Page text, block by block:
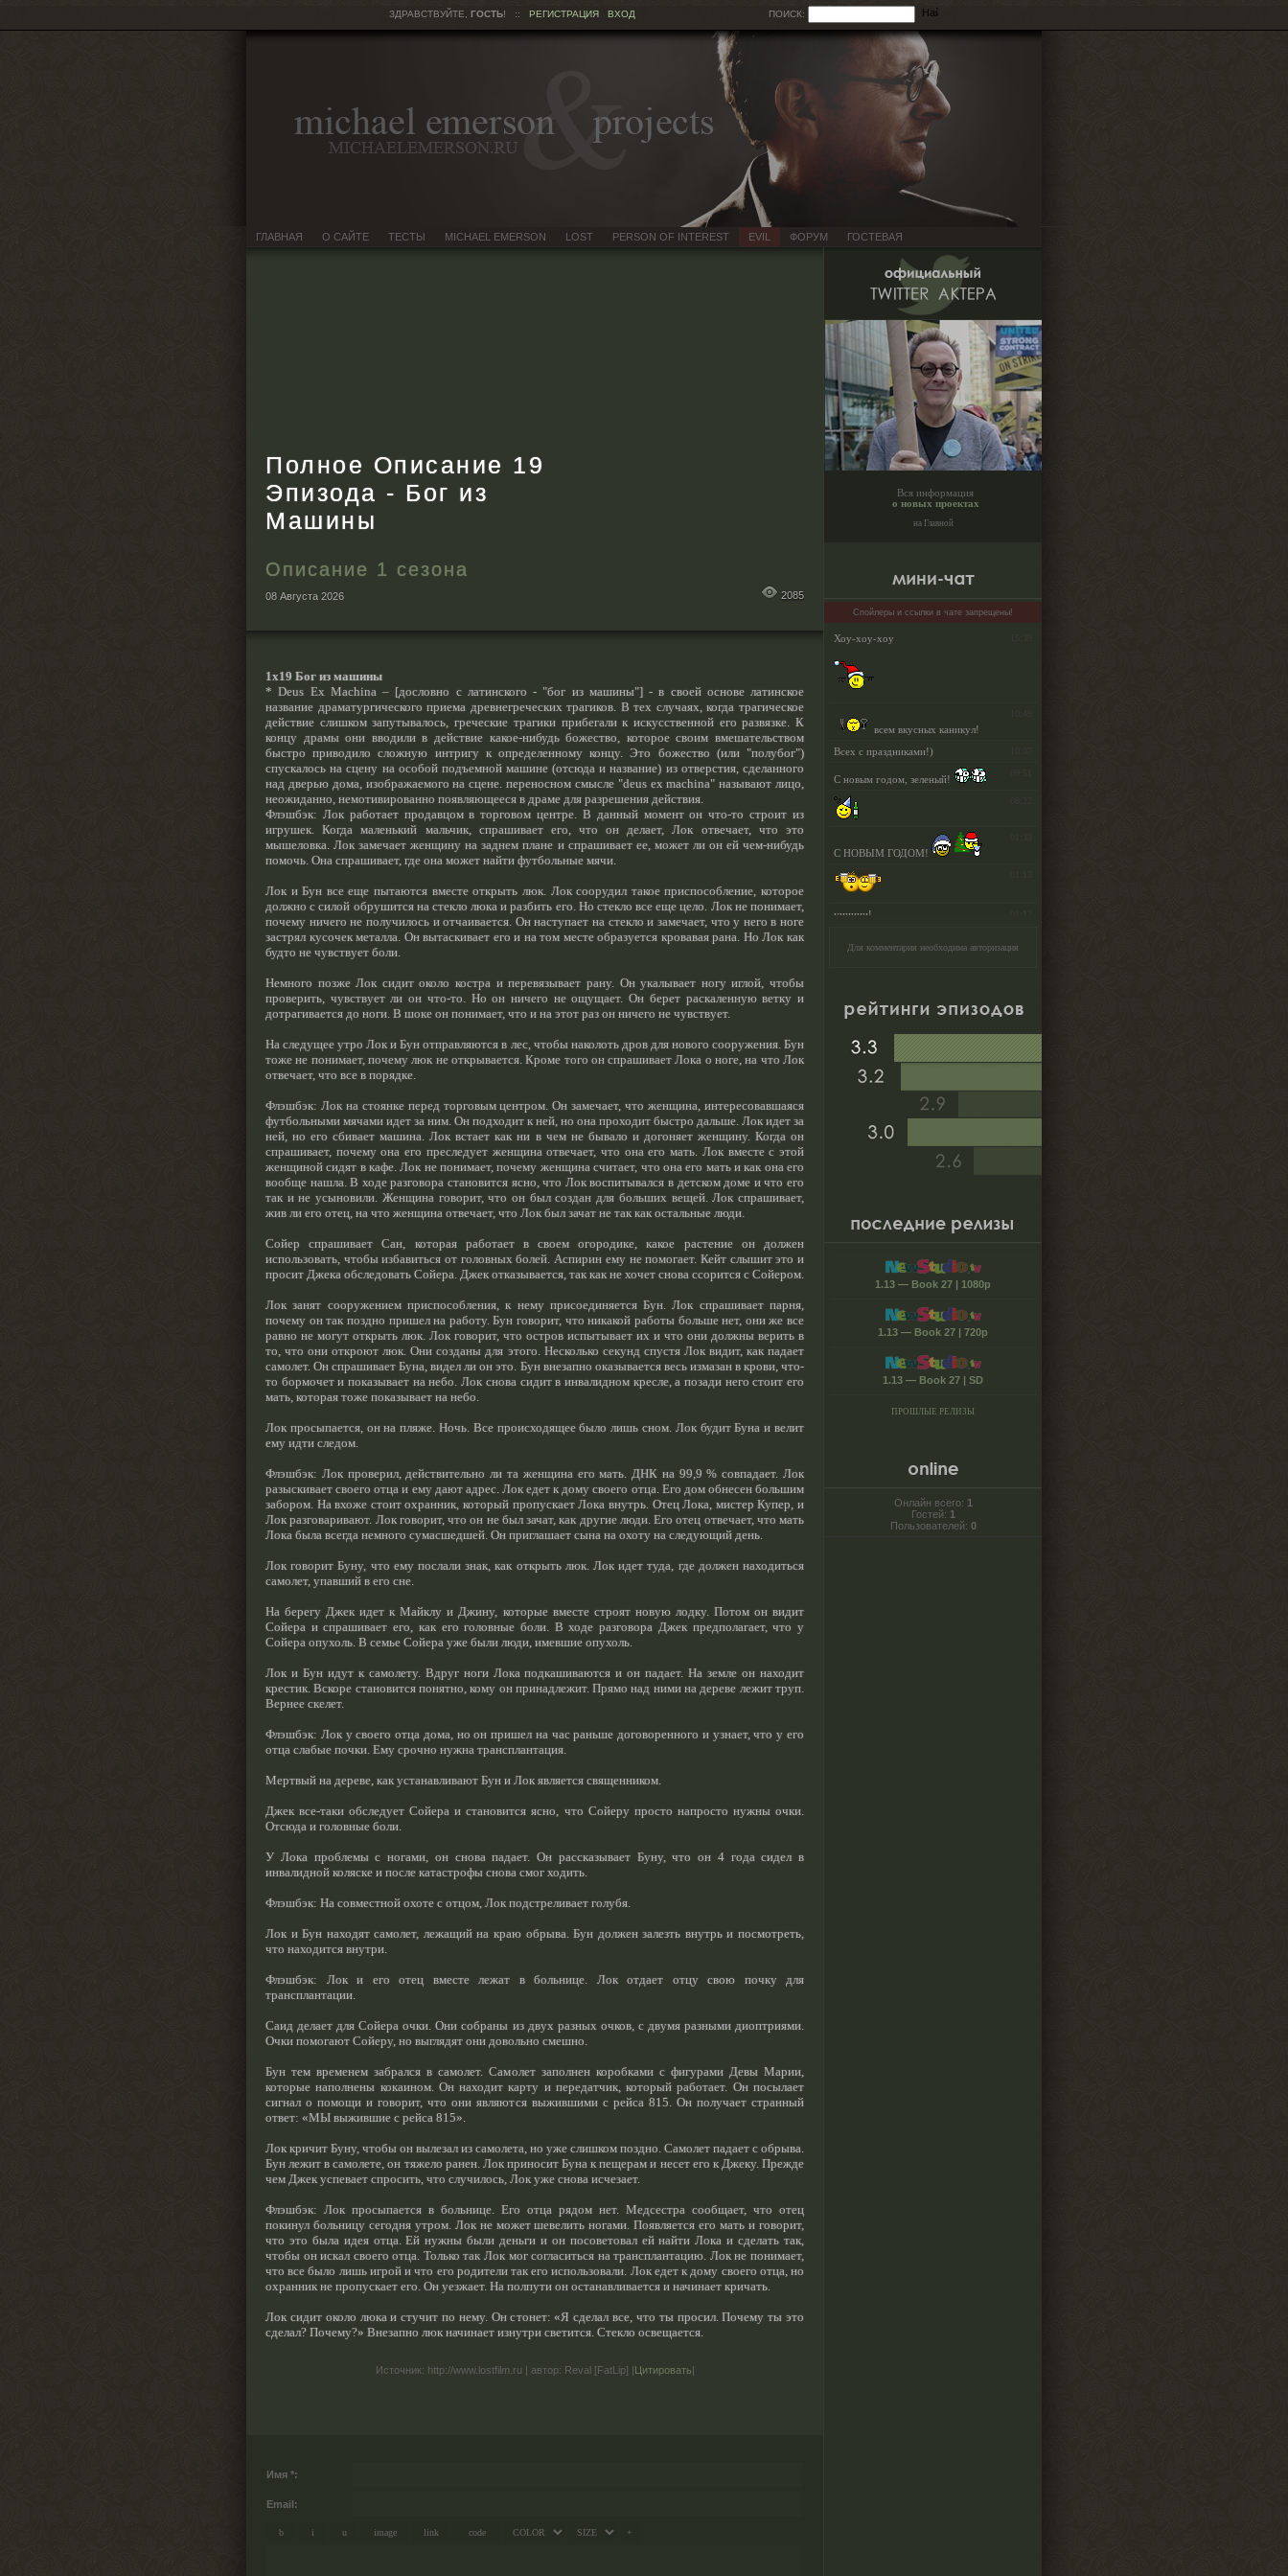
ЗДРАВСТВУЙТЕ, ГОСТЬ! :: РЕГИСТРАЦИЯ ВХОД ПОИСК:
ГЛАВНАЯ О САЙТЕ ТЕСТЫ MICHAEL EMERSON LOST PERSON OF INTEREST EVIL ФОРУМ ГОСТЕВАЯ
Полное Описание 19
Эпизода - Бог из
Машины
Описание 1 сезона
08 Августа 2026 2085
1х19 Бог из машины
* Deus Ex Machina – [дословно с латинского - "бог из машины"] - в своей основе латинское
название драматургического приема древнегреческих трагиков. В тех случаях, когда трагическое
действие слишком запутывалось, греческие трагики прибегали к искусственной его развязке. К
концу драмы они вводили в действие какое-нибудь божество, которое своим вмешательством
быстро приводило сложную интригу к определенному концу. Это божество (или "полубог")
спускалось на сцену на особой подъемной машине (отсюда и название) из отверстия, сделанного
над дверью дома, изображаемого на сцене. переносном смысле "deus ex machina" называют лицо,
неожиданно, немотивированно появляющееся в драме для разрешения действия.
Флэшбэк: Лок работает продавцом в торговом центре. В данный момент он что-то строит из
игрушек. Когда маленький мальчик, спрашивает его, что он делает, Лок отвечает, что это
мышеловка. Лок замечает женщину на заднем плане и спрашивает ее, может ли он ей чем-нибудь
помочь. Она спрашивает, где она может найти футбольные мячи.
Лок и Бун все еще пытаются вместе открыть люк. Лок соорудил такое приспособление, которое
должно с силой обрушится на стекло люка и разбить его. Но стекло все еще цело. Лок не понимает,
почему ничего не получилось и отчаивается. Он наступает на стекло и замечает, что у него в ноге
застрял кусочек металла. Он вытаскивает его и на том месте образуется кровавая рана. Но Лок как
будто не чувствует боли.
Немного позже Лок сидит около костра и перевязывает рану. Он укалывает ногу иглой, чтобы
проверить, чувствует ли он что-то. Но он ничего не ощущает. Он берет раскаленную ветку и
дотрагивается до ноги. В шоке он понимает, что и на этот раз он ничего не чувствует.
На следущее утро Лок и Бун отправляются в лес, чтобы наколоть дров для нового сооружения. Бун
тоже не понимает, почему люк не открывается. Кроме того он спрашивает Лока о ноге, на что Лок
отвечает, что все в порядке.
Флэшбэк: Лок на стоянке перед торговым центром. Он замечает, что женщина, интересовавшаяся
футбольными мячами идет за ним. Он подходит к ней, но она проходит быстро дальше. Лок идет за
ней, но его сбивает машина. Лок встает как ни в чем не бывало и догоняет женщину. Когда он
спрашивает, почему она его преследует женщина отвечает, что она его мать. Лок вместе с этой
женщиной сидят в кафе. Лок не понимает, почему женщина считает, что она его мать и как она его
вообще нашла. В ходе разговора становится ясно, что Лок воспитывался в детском доме и что его
так и не усыновили. Женщина говорит, что он был создан для больших вещей. Лок спрашивает,
жив ли его отец, на что женщина отвечает, что Лок был зачат не так как остальные люди.
Сойер спрашивает Сан, которая работает в своем огородике, какое растение он должен
использовать, чтобы избавиться от головных болей. Аспирин ему не помогает. Кейт слышит это и
просит Джека обследовать Сойера. Джек отказывается, так как не хочет снова ссорится с Сойером.
Лок занят сооружением приспособления, к нему присоединяется Бун. Лок спрашивает парня,
почему он так поздно пришел на работу. Бун говорит, что никакой работы больше нет, они же все
равно не могут открыть люк. Лок говорит, что остров испытывает их и что они должны верить в
то, что они откроют люк. Они созданы для этого. Несколько секунд спустя Лок видит, как падает
самолет. Он спрашивает Буна, видел ли он это. Бун внезапно оказывается весь измазан в крови, что-
то бормочет и показывает на небо. Лок снова сидит в инвалидном кресле, а позади него стоит его
мать, которая тоже показывает на небо.
Лок просыпается, он на пляже. Ночь. Все происходящее было лишь сном. Лок будит Буна и велит
ему идти следом.
Флэшбэк: Лок проверил, действительно ли та женщина его мать. ДНК на 99,9 % совпадает. Лок
разыскивает своего отца и ему дают адрес. Лок едет к дому своего отца. Его дом обнесен большим
забором. На вхоже стоит охранник, который пропускает Лока внутрь. Отец Лока, мистер Купер, и
Лок разговаривают. Лок говорит, что он не был зачат, как другие люди. Его отец отвечает, что мать
Лока была всегда немного сумасшедшей. Он приглашает сына на охоту на следующий день.
Лок говорит Буну, что ему послали знак, как открыть люк. Лок идет туда, где должен находиться
самолет, упавший в его сне.
На берегу Джек идет к Майклу и Джину, которые вместе строят новую лодку. Потом он видит
Сойера и спрашивает его, как его головные боли. В ходе разговора Джек предполагает, что у
Сойера опухоль. В семье Сойера уже были люди, имевшие опухоль.
Лок и Бун идут к самолету. Вдруг ноги Лока подкашиваются и он падает. На земле он находит
крестик. Вскоре становится понятно, кому он принадлежит. Прямо над ними на дереве лежит труп.
Вернее скелет.
Флэшбэк: Лок у своего отца дома, но он пришел на час раньше договоренного и узнает, что у его
отца слабые почки. Ему срочно нужна трансплантация.
Мертвый на дереве, как устанавливают Бун и Лок является священником.
Джек все-таки обследует Сойера и становится ясно, что Сойеру просто напросто нужны очки.
Отсюда и головные боли.
У Лока проблемы с ногами, он снова падает. Он рассказывает Буну, что он 4 года сидел в
инвалидной коляске и после катастрофы снова смог ходить.
Флэшбэк: На совместной охоте с отцом, Лок подстреливает голубя.
Лок и Бун находят самолет, лежащий на краю обрыва. Бун должен залезть внутрь и посмотреть,
что находится внутри.
Флэшбэк: Лок и его отец вместе лежат в больнице. Лок отдает отцу свою почку для
трансплантации.
Саид делает для Сойера очки. Они собраны из двух разных очков, с двумя разными диоптриями.
Очки помогают Сойеру, но выглядят они довольно смешно.
Бун тем временем забрался в самолет. Самолет заполнен коробками с фигурами Девы Марии,
которые наполнены кокаином. Он находит карту и передатчик, который работает. Он посылает
сигнал о помощи и говорит, что они являются выжившими с рейса 815. Он получает странный
ответ: «МЫ выжившие с рейса 815».
Лок кричит Буну, чтобы он вылезал из самолета, но уже слишком поздно. Самолет падает с обрыва.
Бун лежит в самолете, он тяжело ранен. Лок приносит Буна к пещерам и несет его к Джеку. Прежде
чем Джек успевает спросить, что случилось, Лок уже снова исчезает.
Флэшбэк: Лок просыпается в больнице. Его отца рядом нет. Медсестра сообщает, что отец
покинул больницу сегодня утром. Лок не может шевелить ногами. Появляется его мать и говорит,
что это была идея отца. Ей нужны были деньги и он посоветовал ей найти Лока и сделать так,
чтобы он искал своего отца. Только так Лок мог согласиться на трансплантацию. Лок не понимает,
что все было лишь игрой и что его родители так его использовали. Лок едет к дому своего отца, но
охранник не пропускает его. Он уезжает. На полпути он останавливается и начинает кричать.
Лок сидит около люка и стучит по нему. Он стонет: «Я сделал все, что ты просил. Почему ты это
сделал? Почему?» Внезапно люк начинает изнутри светится. Стекло освещается.
Источник: http://www.lostfilm.ru | автор: Reval [FatLip] |Цитировать|
Имя *:
Email:
Вся информация
о новых проектах
на Главной
Спойлеры и ссылки в чате запрещены!
Для комментария необходима авторизация
1.13 — Book 27 | 1080p
1.13 — Book 27 | 720p
1.13 — Book 27 | SD
ПРОШЛЫЕ РЕЛИЗЫ
Онлайн всего: 1
Гостей: 1
Пользователей: 0